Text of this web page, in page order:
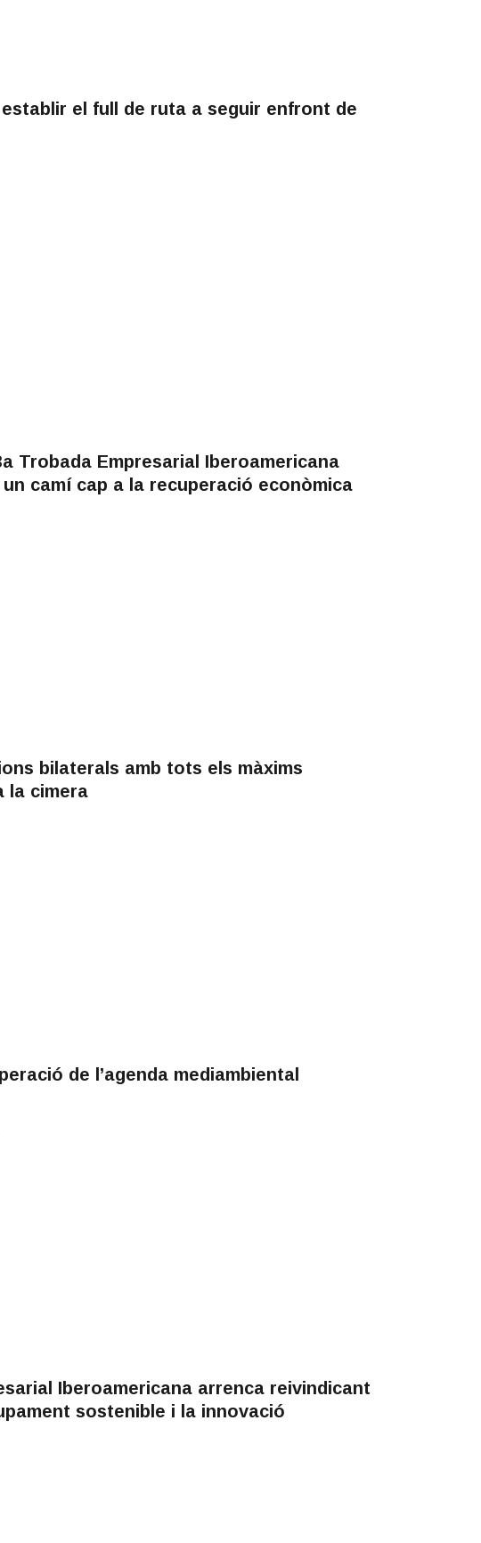
el full de ruta a seguir enfront de
Trobada Empresarial Iberoamericana
camí cap a la recuperació econòmica
bilaterals amb tots els màxims
la cimera
de l’agenda mediambiental
Iberoamericana arrenca reivindicant
sostenible i la innovació